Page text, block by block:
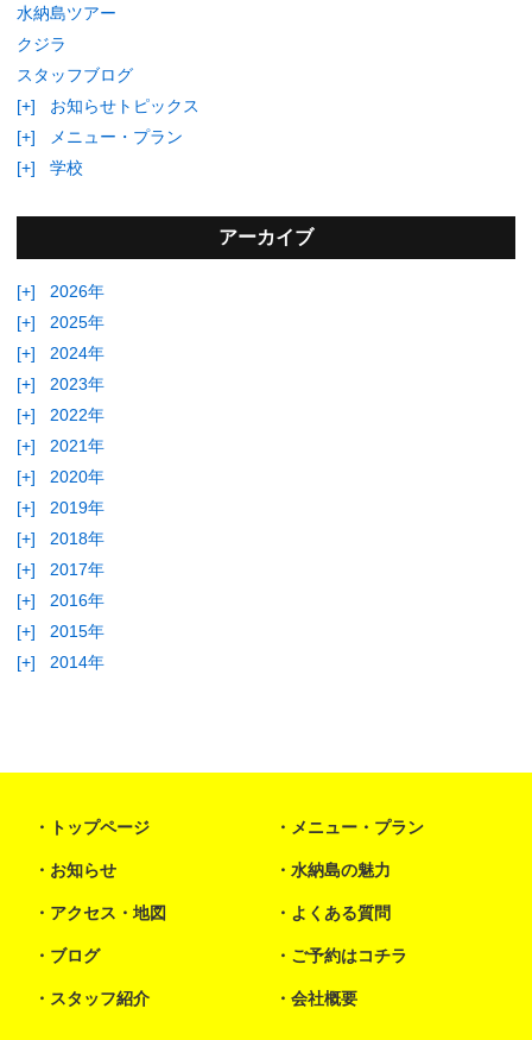
水納島ツアー
クジラ
スタッフブログ
[+]
お知らせトピックス
[+]
メニュー・プラン
[+]
学校
アーカイブ
[+]
2026年
[+]
2025年
[+]
2024年
[+]
2023年
[+]
2022年
[+]
2021年
[+]
2020年
[+]
2019年
[+]
2018年
[+]
2017年
[+]
2016年
[+]
2015年
[+]
2014年
トップページ メニュー・プラン
お知らせ 水納島の魅力
アクセス・地図 よくある質問
ブログ ご予約はコチラ
スタッフ紹介 会社概要